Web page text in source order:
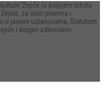
(u daljnjem tekstu
sa svim pravima i
o javnim ustanovama, Statutom
i drugim zakonskim